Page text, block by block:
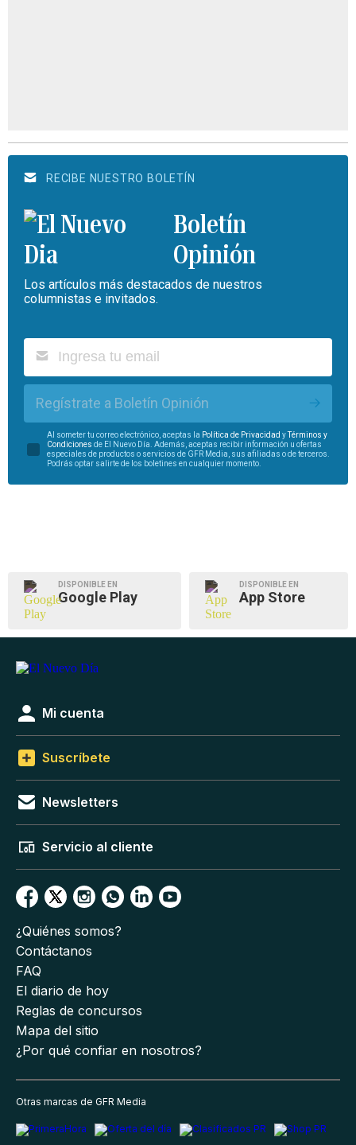
RECIBE NUESTRO BOLETÍN
Boletín
Opinión
Los artículos más destacados de nuestros
columnistas e invitados.
Regístrate a Boletín Opinión
Al someter tu correo electrónico, aceptas la Política de Privacidad yTérminos y
Condiciones de El Nuevo Día. Además, aceptas recibir información u ofertas
especiales de productos o servicios de GFR Media, sus afiliadas o de terceros.
Podrás optar salirte de los boletines en cualquier momento.
DISPONIBLE EN
Google Play
DISPONIBLE EN
App Store
Mi cuenta
Suscríbete
Newsletters
Servicio al cliente
¿Quiénes somos?
Contáctanos
FAQ
El diario de hoy
Reglas de concursos
Mapa del sitio
¿Por qué confiar en nosotros?
Otras marcas de GFR Media